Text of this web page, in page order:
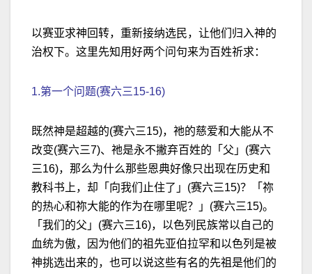
以赛亚求神回转，重新接纳选民，让他们归入神的
治权下。这里先知用好两个问句来为百姓祈求：
1.第一个问题(赛六三15-16)
既然神是超越的(赛六三15)，祂的慈爱和大能从不
改变(赛六三7)、祂是永不撇弃百姓的「父」(赛六
三16)，那么为什么那些恩典好像只出现在历史和
教科书上，却「向我们止住了」(赛六三15)？「祢
的热心和祢大能的作为在哪里呢？」(赛六三15)。
「我们的父」(赛六三16)，以色列民族常以自己的
血统为傲，因为他们的祖先亚伯拉罕和以色列是被
神挑选出来的，也可以说这些有名的先祖是他们的